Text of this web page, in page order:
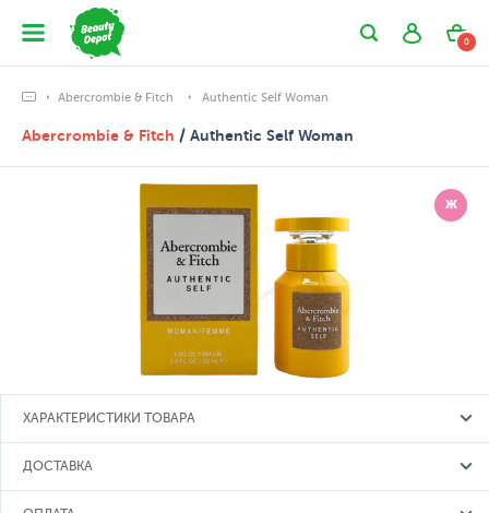
0
Abercrombie & Fitch Authentic Self Woman
Abercrombie & Fitch / Authentic Self Woman
Ж
ХАРАКТЕРИСТИКИ ТОВАРА
ДОСТАВКА